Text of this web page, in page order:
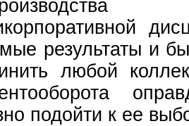
результаты и
любой
подойти к ее